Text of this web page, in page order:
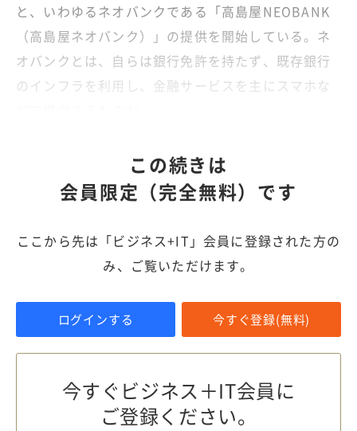
と、いわゆるネオバンクである「高島屋NEOBANK
（高島屋ネオバンク）」の提供を開始している。ネ
オバンクとは、自らは銀行免許を持たず、既存銀行
のインフラを利用し、金融サービスを主にスマホな
この続きは
会員限定（完全無料）です
ここから先は「ビジネス+IT」会員に登録された方の
み、ご覧いただけます。
ログインする 今すぐ登録(無料)
今すぐビジネス＋IT会員に
ご登録ください。